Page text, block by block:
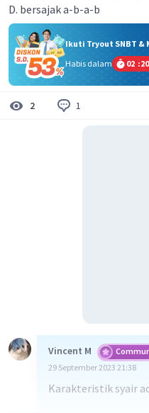
D. bersajak a-b-a-b
Ikuti Tryout SNBT &
Habis dalam
02 :20
2 1
Vincent M
29 September 2023 21:38
Karakteristik syair